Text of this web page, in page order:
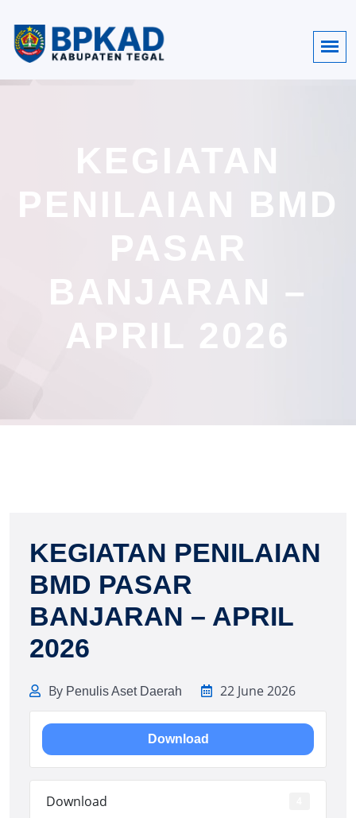
KEGIATAN
PENILAIAN BMD
PASAR
BANJARAN –
APRIL 2026
KEGIATAN PENILAIAN
BMD PASAR
BANJARAN – APRIL
2026
By Penulis Aset Daerah 22 June 2026
Download
Download